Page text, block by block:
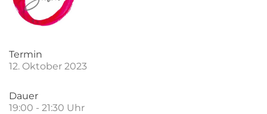
Termin
12. Oktober 2023
Dauer
19:00 - 21:30 Uhr